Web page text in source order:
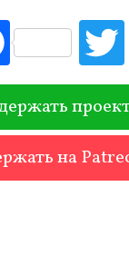
Fac
ebo
ok
на